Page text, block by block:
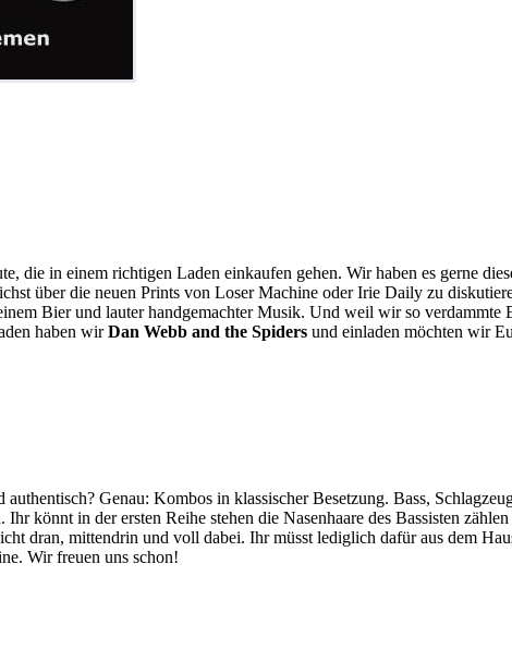
die in einem richtigen Laden einkaufen gehen. Wir haben es gerne
über die neuen Prints von Loser Machine oder Irie Daily zu
Bier und lauter handgemachter Musik. Und weil wir so verdammte
haben wirDan Webb and the Spiders und einladen möchten wir
Genau: Kombos in klassischer Besetzung. Bass,
Ihr könnt in der ersten Reihe stehen die Nasenhaare des Bassisten
dran, mittendrin und voll dabei. Ihr müsst lediglich dafür aus dem
Wir freuen uns schon!